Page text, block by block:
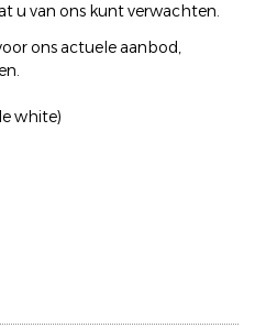
u van ons kunt verwachten.
ons actuele aanbod,
white)